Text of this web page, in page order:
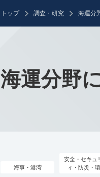
トップ 調査・研究 海運分
海運分野
海事・港湾
安全・セキュ
ィ・防災・